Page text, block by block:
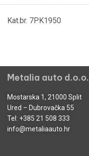
Kat.br. 7PK1950
Metalia auto d.o.o.
Mostarska 1, 21000 Split
Ured – Dubrovačka 55
Tel: +385 21 508 333
info@metaliaauto.hr